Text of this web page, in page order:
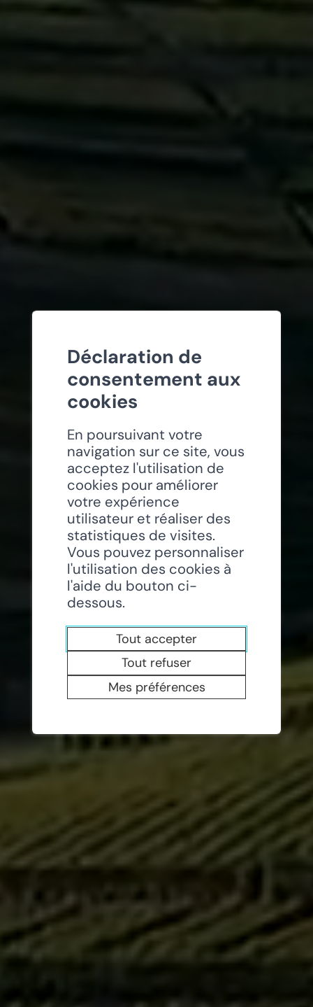
Déclaration de
consentement aux
cookies
En poursuivant votre
navigation sur ce site, vous
acceptez l'utilisation de
cookies pour améliorer
votre expérience
utilisateur et réaliser des
statistiques de visites.
Vous pouvez personnaliser
l'utilisation des cookies à
l'aide du bouton ci-
dessous.
Tout accepter
Tout refuser
Mes préférences